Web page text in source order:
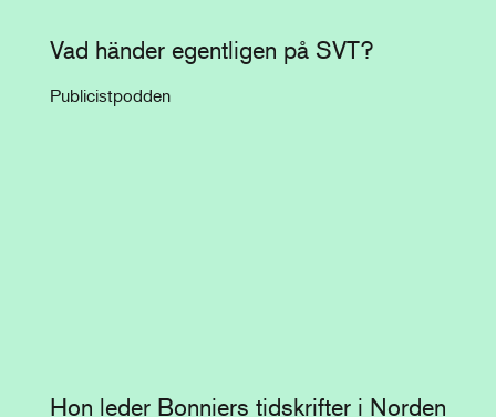
Vad händer egentligen på SVT?
Publicistpodden
Hon leder Bonniers tidskrifter i Norden